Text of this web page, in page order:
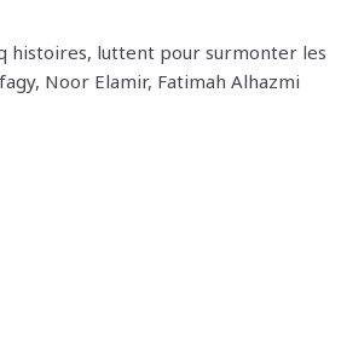
histoires, luttent pour surmonter les
Noor Elamir, Fatimah Alhazmi